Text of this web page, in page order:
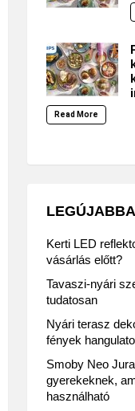
Read More
Kerti LED
vásárlás előtt?
Tavaszi-nyári
tudatosan
Nyári terasz
fények
Smoby Neo
gyerekeknek,
használható